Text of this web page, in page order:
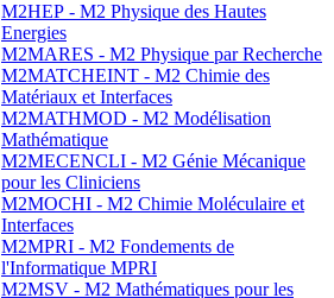
M2HEP - M2 Physique des Hautes
Energies
M2MARES - M2 Physique par Recherche
M2MATCHEINT - M2 Chimie des
Matériaux et Interfaces
M2MATHMOD - M2 Modélisation
Mathématique
M2MECENCLI - M2 Génie Mécanique
pour les Cliniciens
M2MOCHI - M2 Chimie Moléculaire et
Interfaces
M2MPRI - M2 Fondements de
l'Informatique MPRI
M2MSV - M2 Mathématiques pour les